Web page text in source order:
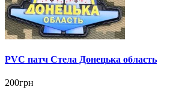
PVC патч Стела Донецька область
200грн